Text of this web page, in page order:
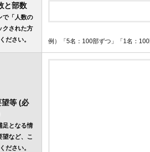
と部数
で「人数の
クされた方
ださい。
例）「5名：100部ずつ」「1名：100
等 (必
足となる情
など、こ
ださい。